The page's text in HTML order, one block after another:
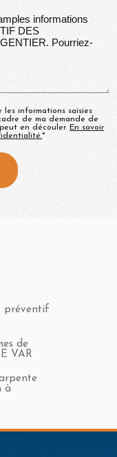
informations saisies
de ma demande de
en découler. En savoir
*
préventif
de
VAR
à